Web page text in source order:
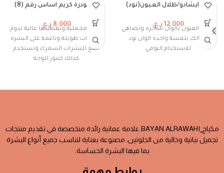
BA -ايشادو/ظلال العيون(نود)
12.000 ر.ع.
ظلال العيون بالوان ساحره وتضاهي
جمالك بلمسة واحدة الوان نود
للاستخدام اليومي
BA بودرة كريم اساس رقم (8)
8.000 ر.ع.
بودرة مخملية وتغطيتها عالية تدوم
لساعات طويلة وناعمة على البشره
تنفع للبشرات السمراء وتستخدم
كذلك كنتور للوجه
مكياج ٍBAYAN ALRAWAHI علامة عمانية رائدة متخصصة في تقديم منتجات
تجميل نباتية وخالية من الجلوتين، مصنوعة بعناية لتناسب جميع أنواع البشرة
بما فيها البشرة الحساسة.